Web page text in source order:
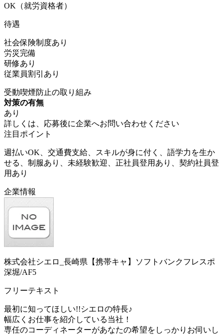
OK（就労資格者）
待遇
社会保険制度あり
労災完備
研修あり
従業員割引あり
受動喫煙防止の取り組み
対策の有無
あり
詳しくは、応募後に企業へお問い合わせください
注目ポイント
週払いOK、交通費支給、スキルが身に付く、語学力を生か
せる、制服あり、未経験歓迎、正社員登用あり、契約社員登
用あり
企業情報
株式会社シエロ_長崎県【携帯キャ】ソフトバンクフレスポ
深堀/AF5
フリーテキスト
最初に知ってほしい!!シエロの特長♪
幅広くお仕事を紹介している当社！
専任のコーディネーターがあなたの希望をしっかりお伺いし